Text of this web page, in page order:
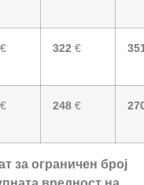
€ 322 €
€ 248 €
за ограничен број